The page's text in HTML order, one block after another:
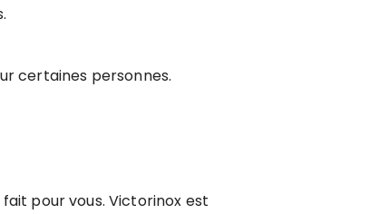
certaines personnes.
pour vous. Victorinox est